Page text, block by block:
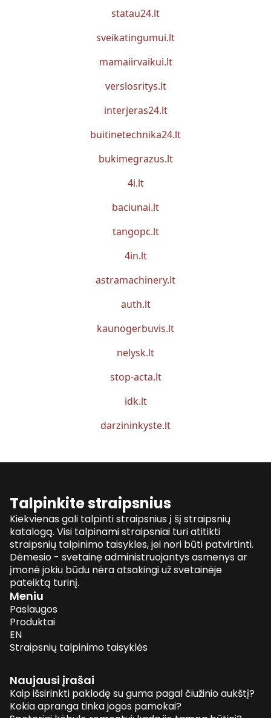
statau24.lt
sveikatingumui.lt
mamaiirvaikui.lt
verslosritys.lt
interjeras24.lt
buitinetechnika24.lt
bukimegrazus.lt
4i.lt
baciunai.lt
tangopc.lt
4in.lt
astramachinery.lt
auth.lt
kaunogerbuvis.lt
nelysk.lt
stop-acta.lt
idk.lt
darzininkyste.lt
Talpinkite straipsnius
Kiekvienas gali talpinti straipsnius į šį straipsnių
katalogą. Visi talpinami straipsniai turi atitikti
straipsnių talpinimo taisykles, jei nori būti patvirtinti.
Dėmesio - svetainę administruojantys asmenys ar
įmonė jokiu būdu nėra atsakingi už svetainėje
pateiktą turinį.
Meniu
Paslaugos
Produktai
EN
Straipsnių talpinimo taisyklės
Naujausi įrašai
Kaip išsirinkti paklodę su guma pagal čiužinio aukštį?
Kokia apranga tinka jogos pamokai?